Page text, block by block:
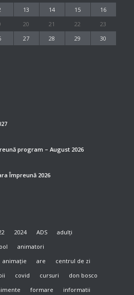
13 14 15
16
20 21 22
23
27 28 29
30
program – August 2026
Împreună 2026
2024 ADS
adulți
animatori
animație are
centrul de zi
covid cursuri
don bosco
formare informatii